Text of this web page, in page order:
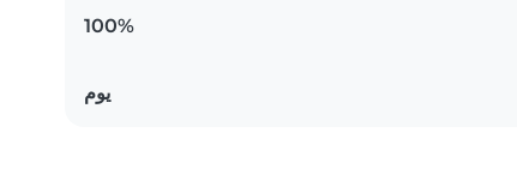
100%
يوم